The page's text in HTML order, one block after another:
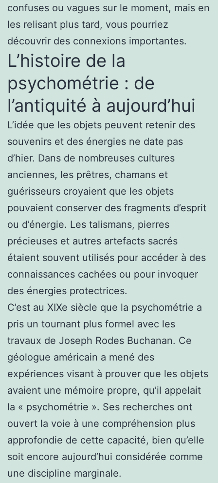
confuses ou vagues sur le moment, mais en
les relisant plus tard, vous pourriez
découvrir des connexions importantes.
L’histoire de la
psychométrie : de
l’antiquité à aujourd’hui
L’idée que les objets peuvent retenir des
souvenirs et des énergies ne date pas
d’hier. Dans de nombreuses cultures
anciennes, les prêtres, chamans et
guérisseurs croyaient que les objets
pouvaient conserver des fragments d’esprit
ou d’énergie. Les talismans, pierres
précieuses et autres artefacts sacrés
étaient souvent utilisés pour accéder à des
connaissances cachées ou pour invoquer
des énergies protectrices.
C’est au XIXe siècle que la psychométrie a
pris un tournant plus formel avec les
travaux de Joseph Rodes Buchanan. Ce
géologue américain a mené des
expériences visant à prouver que les objets
avaient une mémoire propre, qu’il appelait
la « psychométrie ». Ses recherches ont
ouvert la voie à une compréhension plus
approfondie de cette capacité, bien qu’elle
soit encore aujourd’hui considérée comme
une discipline marginale.